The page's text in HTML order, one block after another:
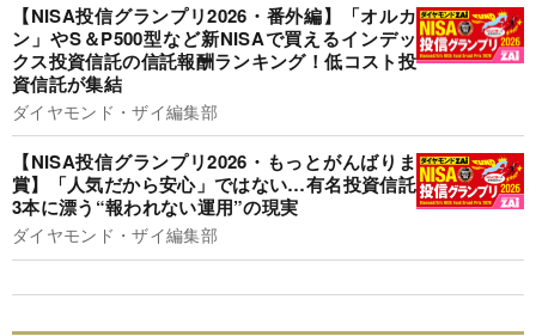
【NISA投信グランプリ2026・番外編】「オルカ
ン」やS＆P500型など新NISAで買えるインデッ
クス投資信託の信託報酬ランキング！低コスト投
資信託が集結
ダイヤモンド・ザイ編集部
【NISA投信グランプリ2026・もっとがんばりま
賞】「人気だから安心」ではない…有名投資信託
3本に漂う“報われない運用”の現実
ダイヤモンド・ザイ編集部